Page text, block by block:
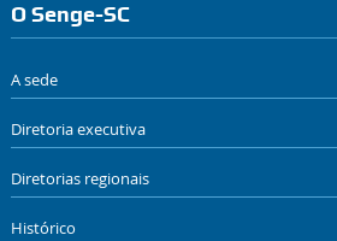
O Senge-SC
A sede
Diretoria executiva
Diretorias regionais
Histórico